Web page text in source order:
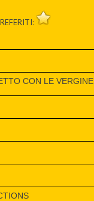
CON LE VERGINE